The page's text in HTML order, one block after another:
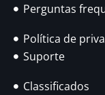
Perguntas
Política de
Suporte
Classificados